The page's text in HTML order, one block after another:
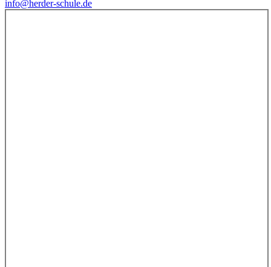
info@herder-schule.de